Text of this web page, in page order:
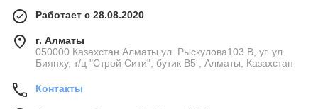
Работает с 28.08.2020
г. Алматы
050000 Казахстан Алматы ул. Рыскулова103 В, уг. ул.
Биянху, т/ц "Строй Сити", бутик В5 , Алматы, Казахстан
Контакты